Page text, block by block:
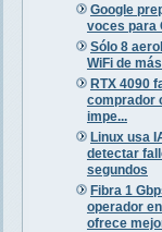
Google
voces para
Sólo 8
WiFi de
RTX 4090
comprador
impe...
Linux usa
detectar
segundos
Fibra 1
operador
ofrece